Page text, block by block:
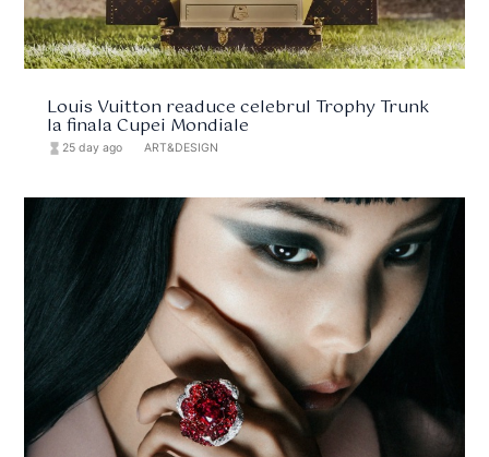
Louis Vuitton readuce celebrul Trophy Trunk
la finala Cupei Mondiale
hourglass_full 25 day ago ART&DESIGN